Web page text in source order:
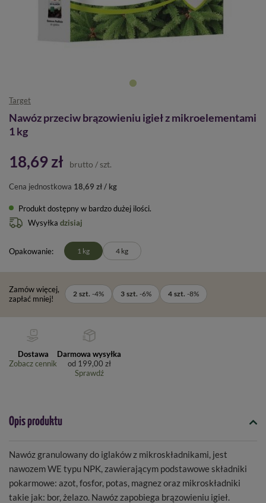
Target
Nawóz przeciw brązowieniu igieł z mikroelementami
1 kg
18,69 zł brutto / szt.
Cena jednostkowa 18,69 zł / kg
Produkt dostępny w bardzo dużej ilości
Wysyłka dzisiaj
Opakowanie 1 kg 4 kg
Zamów więcej,
zapłać mniej!
2 szt. -4% 3 szt. -6% 4 szt. -8%
Dostawa
Zobacz cennik
Darmowa wysyłka
od 199,00 zł
Sprawdź
Opis produktu
Nawóz granulowany do iglaków z mikroskładnikami, jest
nawozem WE typu NPK, zawierającym podstawowe składniki
pokarmowe: azot, fosfor, potas, magnez oraz mikroskładniki
takie jak: bor, żelazo. Nawóz zapobiega brązowieniu igieł.